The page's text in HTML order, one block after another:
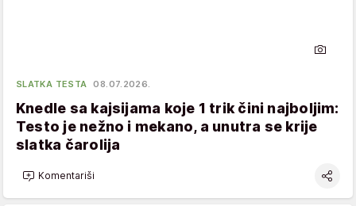
SLATKA TESTA 08.07.2026.
Knedle sa kajsijama koje 1 trik čini najboljim:
Testo je nežno i mekano, a unutra se krije
slatka čarolija
Komentariši